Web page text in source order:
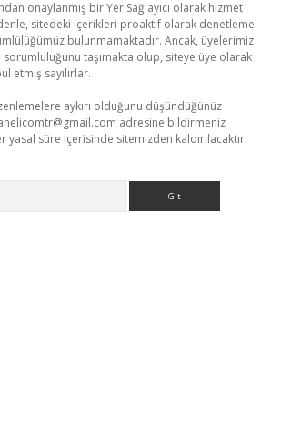
onaylanmış bir Yer Sağlayıcı olarak hizmet
sitedeki içerikleri proaktif olarak denetleme
bulunmamaktadır. Ancak, üyelerimiz
sorumluluğunu taşımakta olup, siteye üye olarak
etmiş sayılırlar.
aykırı olduğunu düşündüğünüz
adresine bildirmeniz
yasal süre içerisinde sitemizden kaldırılacaktır.